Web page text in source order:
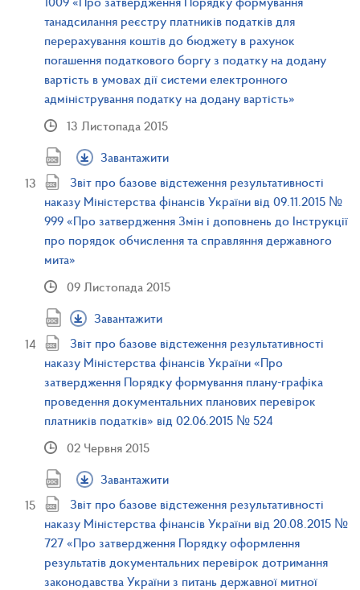
танадсилання реєстру платників податків для
перерахування коштів до бюджету в рахунок
погашення податкового боргу з податку на додану
вартість в умовах дії системи електронного
адміністрування податку на додану вартість»
13 Листопада 2015
Завантажити
Звіт про базове відстеження результативності
наказу Міністерства фінансів України від 09.11.2015 №
999 «Про затвердження Змін і доповнень до Інструкції
про порядок обчислення та справляння державного
мита»
09 Листопада 2015
Завантажити
Звіт про базове відстеження результативності
наказу Міністерства фінансів України «Про
затвердження Порядку формування плану-графіка
проведення документальних планових перевірок
платників податків» від 02.06.2015 № 524
02 Червня 2015
Завантажити
Звіт про базове відстеження результативності
наказу Міністерства фінансів України від 20.08.2015 №
727 «Про затвердження Порядку оформлення
результатів документальних перевірок дотримання
законодавства України з питань державної митної